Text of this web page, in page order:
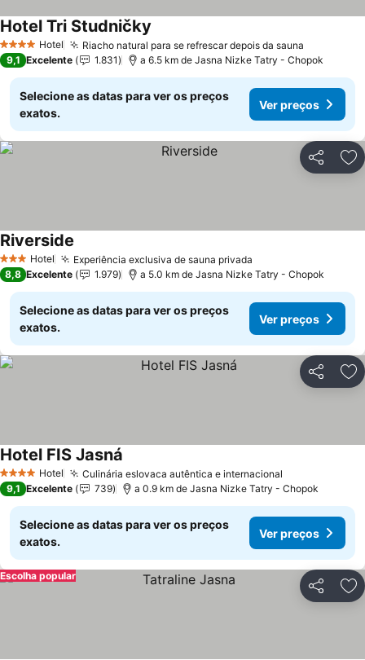
4 EstrelasHotel Riacho natural para se refrescar depois da sauna
Hotel Tri Studničky
9,1 Excelente 1.831 a 6.5 km de Jasna Nizke Tatry - Chopok
Selecione as datas para ver os preços
exatos.
Ver preços
Partilhar
3 EstrelasHotel Experiência exclusiva de sauna privada
Riverside
8,8 Excelente 1.979 a 5.0 km de Jasna Nizke Tatry - Chopok
Selecione as datas para ver os preços
exatos.
Ver preços
Partilhar
4 EstrelasHotel Culinária eslovaca autêntica e internacional
Hotel FIS Jasná
9,1 Excelente 739 a 0.9 km de Jasna Nizke Tatry - Chopok
Selecione as datas para ver os preços
exatos.
Ver preços
Partilhar
Escolha popular